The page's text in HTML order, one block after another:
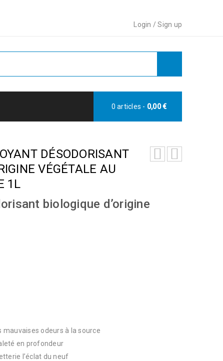
Login /Sign up
0 articles - 0,00€
DÉSODORISANT
VÉGÉTALE AU
1L
biologique d’origine
odeurs à la source
en profondeur
l’éclat du neuf